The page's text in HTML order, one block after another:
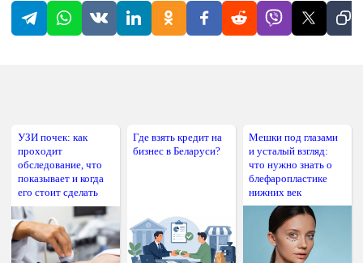
УЗИ почек: как
проходит
обследование, что
показывает и когда
его стоит сделать
Где взять кредит на
бизнес в Беларуси?
Мешки под глазами
и усталый взгляд:
что нужно знать о
блефаропластике
нижних век